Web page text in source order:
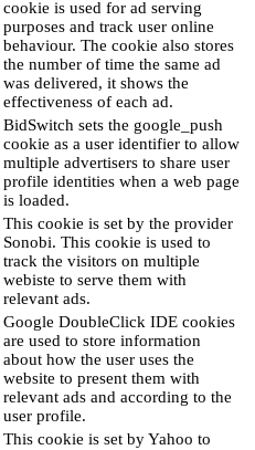
cookie is used for ad serving
purposes and track user online
behaviour. The cookie also stores
the number of time the same ad
was delivered, it shows the
effectiveness of each ad.
BidSwitch sets the google_push
cookie as a user identifier to allow
multiple advertisers to share user
profile identities when a web page
is loaded.
This cookie is set by the provider
Sonobi. This cookie is used to
track the visitors on multiple
webiste to serve them with
relevant ads.
Google DoubleClick IDE cookies
are used to store information
about how the user uses the
website to present them with
relevant ads and according to the
user profile.
This cookie is set by Yahoo to